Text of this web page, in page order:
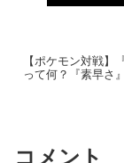
【ポケモン対戦】
って何？『素早さ
コメント